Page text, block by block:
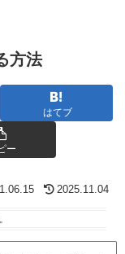
方法
はてブ
ー
2025.11.04